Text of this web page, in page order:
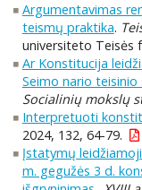
Argumentavimas
teismų praktika.
universiteto Teisės
Ar Konstitucija
Seimo nario
Socialinių mokslų
Interpretuoti
2024, 132, 64-79.
Įstatymų
m. gegužės 3 d.